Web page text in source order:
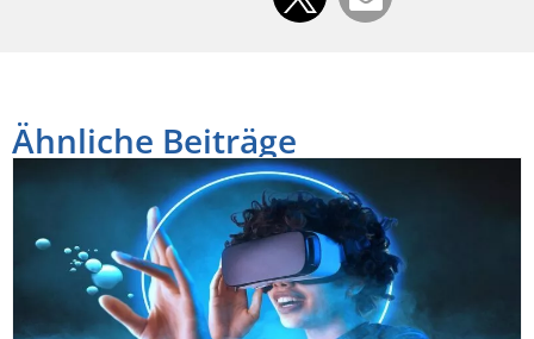
Ähnliche Beiträge